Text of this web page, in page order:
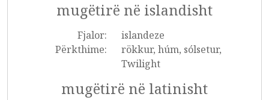
mugëtirë në islandisht
Fjalor:
islandeze
Përkthime:
rökkur, húm, sólsetur,
Twilight
mugëtirë në latinisht